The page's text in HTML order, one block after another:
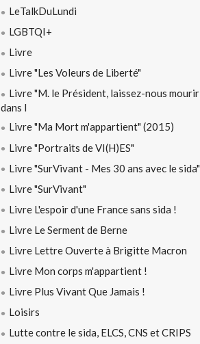
LeTalkDuLundi
LGBTQI+
Livre
Livre "Les Voleurs de Liberté"
Livre "M. le Président, laissez-nous mourir
dans l
Livre "Ma Mort m'appartient" (2015)
Livre "Portraits de VI(H)ES"
Livre "SurVivant - Mes 30 ans avec le sida"
Livre "SurVivant"
Livre L'espoir d'une France sans sida !
Livre Le Serment de Berne
Livre Lettre Ouverte à Brigitte Macron
Livre Mon corps m'appartient !
Livre Plus Vivant Que Jamais !
Loisirs
Lutte contre le sida, ELCS, CNS et CRIPS